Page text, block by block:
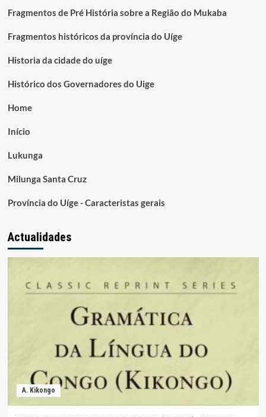
Fragmentos de Pré História sobre a Região do Mukaba
Fragmentos históricos da província do Uíge
Historia da cidade do uíge
Histórico dos Governadores do Uige
Home
Início
Lukunga
Milunga Santa Cruz
Província do Uíge - Caracteristas gerais
Actualidades
A. Kikongo